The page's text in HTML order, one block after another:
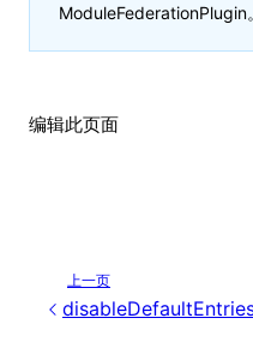
ModuleFederationPlugin。
编辑此页面
上一页